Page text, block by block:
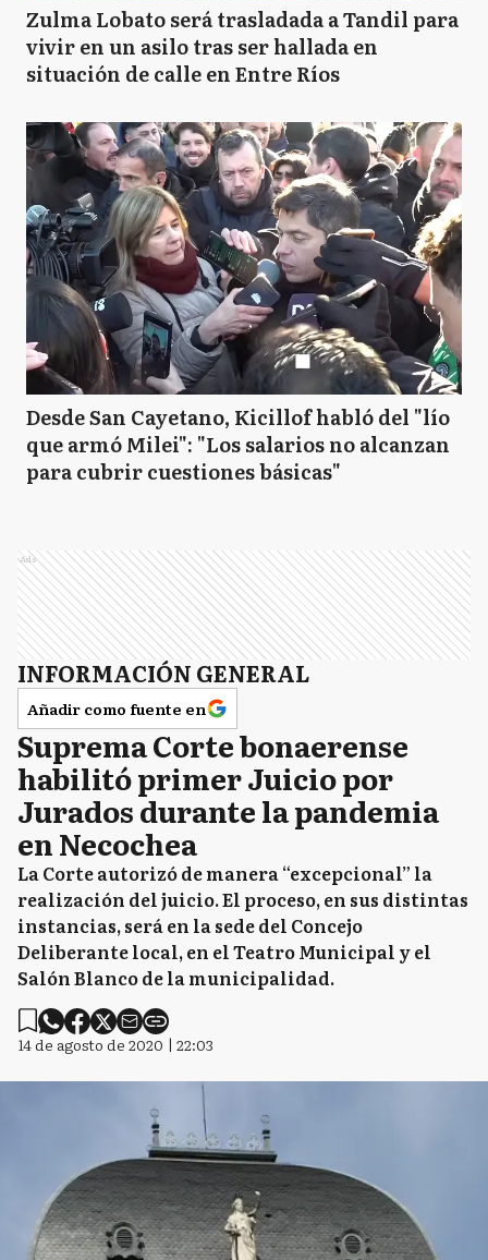
Zulma Lobato será trasladada a Tandil para
vivir en un asilo tras ser hallada en
situación de calle en Entre Ríos
Desde San Cayetano, Kicillof habló del "lío
que armó Milei": "Los salarios no alcanzan
para cubrir cuestiones básicas"
Ads
INFORMACIÓN GENERAL
Añadir como fuente en
Suprema Corte bonaerense
habilitó primer Juicio por
Jurados durante la pandemia
en Necochea
La Corte autorizó de manera “excepcional” la
realización del juicio. El proceso, en sus distintas
instancias, será en la sede del Concejo
Deliberante local, en el Teatro Municipal y el
Salón Blanco de la municipalidad.
14 de agosto de 2020 | 22:03